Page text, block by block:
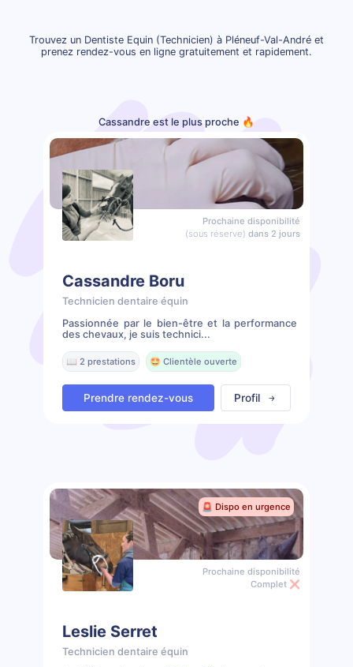
Trouvez un Dentiste Equin (Technicien) à Pléneuf-Val-André et
prenez rendez-vous en ligne gratuitement et rapidement.
Cassandre est le plus proche 🔥
Prochaine disponibilité
(sous réserve) dans 2 jours
Cassandre Boru
Technicien dentaire équin
Passionnée par le bien-être et la performance
des chevaux, je suis technici...
📖 2 prestations 🤩 Clientèle ouverte
Prendre rendez-vous Profil
🚨 Dispo en urgence
Prochaine disponibilité
Complet ❌
Leslie Serret
Technicien dentaire équin